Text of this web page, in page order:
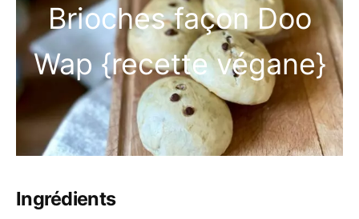
Brioches façon Doo
Wap {recette végane}
Ingrédients